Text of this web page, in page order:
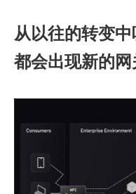
从以往的转变
都会出现新的